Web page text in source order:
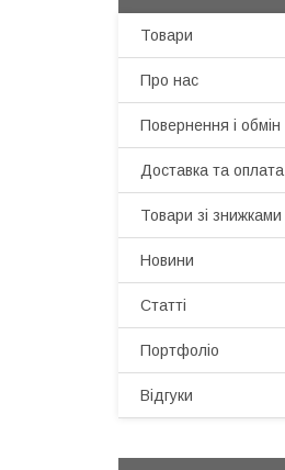
Товари
Про нас
Повернення і обмін
Доставка та оплата
Товари зі знижками
Новини
Статті
Портфоліо
Відгуки